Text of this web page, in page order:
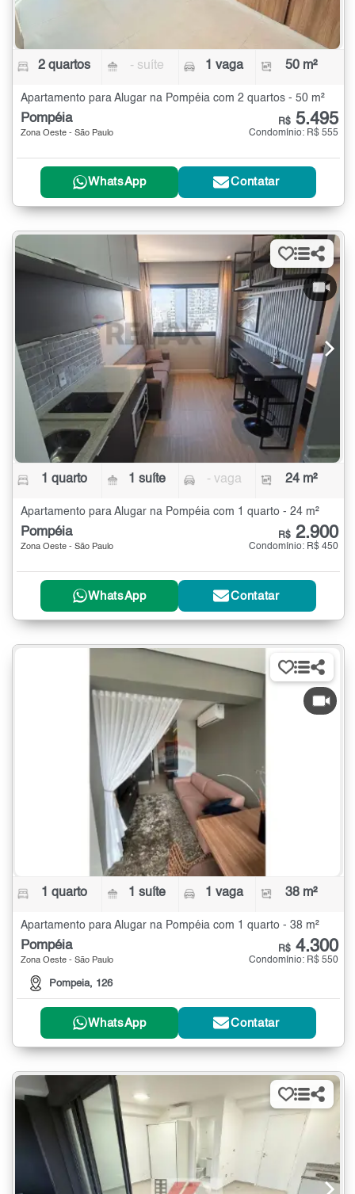
2 quartos - suíte 1 vaga 50 m²
Apartamento para Alugar na Pompéia com 2 quartos - 50 m²
Pompéia
Zona Oeste - São Paulo
R$ 5.495
Condomínio: R$ 555
WhatsApp Contatar
1 quarto 1 suíte - vaga 24 m²
Apartamento para Alugar na Pompéia com 1 quarto - 24 m²
Pompéia
Zona Oeste - São Paulo
R$ 2.900
Condomínio: R$ 450
WhatsApp Contatar
1 quarto 1 suíte 1 vaga 38 m²
Apartamento para Alugar na Pompéia com 1 quarto - 38 m²
Pompéia
Zona Oeste - São Paulo
Pompeia, 126
R$ 4.300
Condomínio: R$ 550
WhatsApp Contatar